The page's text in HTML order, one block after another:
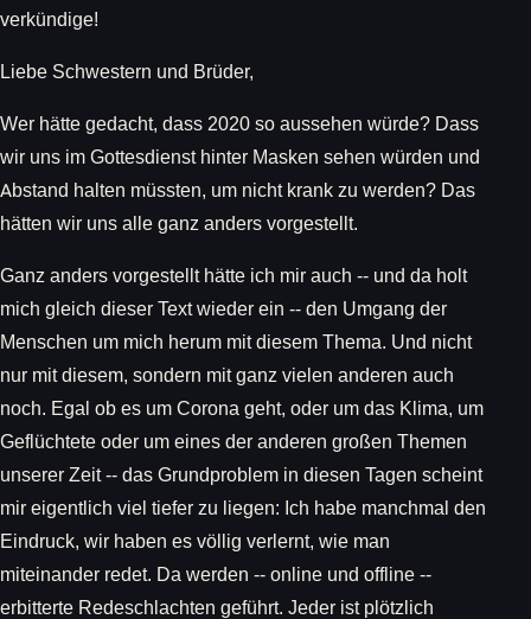
verkündige!
Liebe Schwestern und Brüder,
Wer hätte gedacht, dass 2020 so aussehen würde? Dass
wir uns im Gottesdienst hinter Masken sehen würden und
Abstand halten müssten, um nicht krank zu werden? Das
hätten wir uns alle ganz anders vorgestellt.
Ganz anders vorgestellt hätte ich mir auch -- und da holt
mich gleich dieser Text wieder ein -- den Umgang der
Menschen um mich herum mit diesem Thema. Und nicht
nur mit diesem, sondern mit ganz vielen anderen auch
noch. Egal ob es um Corona geht, oder um das Klima, um
Geflüchtete oder um eines der anderen großen Themen
unserer Zeit -- das Grundproblem in diesen Tagen scheint
mir eigentlich viel tiefer zu liegen: Ich habe manchmal den
Eindruck, wir haben es völlig verlernt, wie man
miteinander redet. Da werden -- online und offline --
erbitterte Redeschlachten geführt. Jeder ist plötzlich